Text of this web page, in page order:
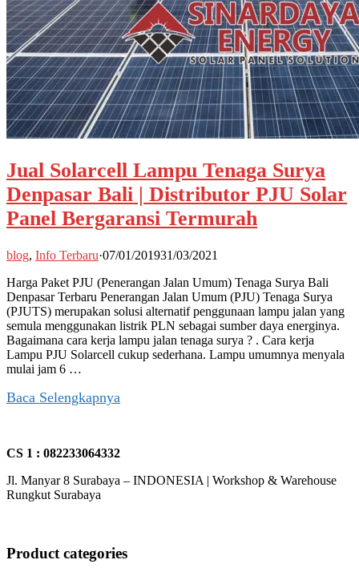
Jual Solarcell Lampu Tenaga Surya
Denpasar Bali | Distributor PJU Solar
Panel Bergaransi Termurah
blog, Info Terbaru·07/01/201931/03/2021
Harga Paket PJU (Penerangan Jalan Umum) Tenaga Surya Bali
Denpasar Terbaru Penerangan Jalan Umum (PJU) Tenaga Surya
(PJUTS) merupakan solusi alternatif penggunaan lampu jalan yang
semula menggunakan listrik PLN sebagai sumber daya energinya.
Bagaimana cara kerja lampu jalan tenaga surya ? . Cara kerja
Lampu PJU Solarcell cukup sederhana. Lampu umumnya menyala
mulai jam 6 …
Baca Selengkapnya
CS 1 : 082233064332
Jl. Manyar 8 Surabaya – INDONESIA | Workshop & Warehouse
Rungkut Surabaya
Product categories